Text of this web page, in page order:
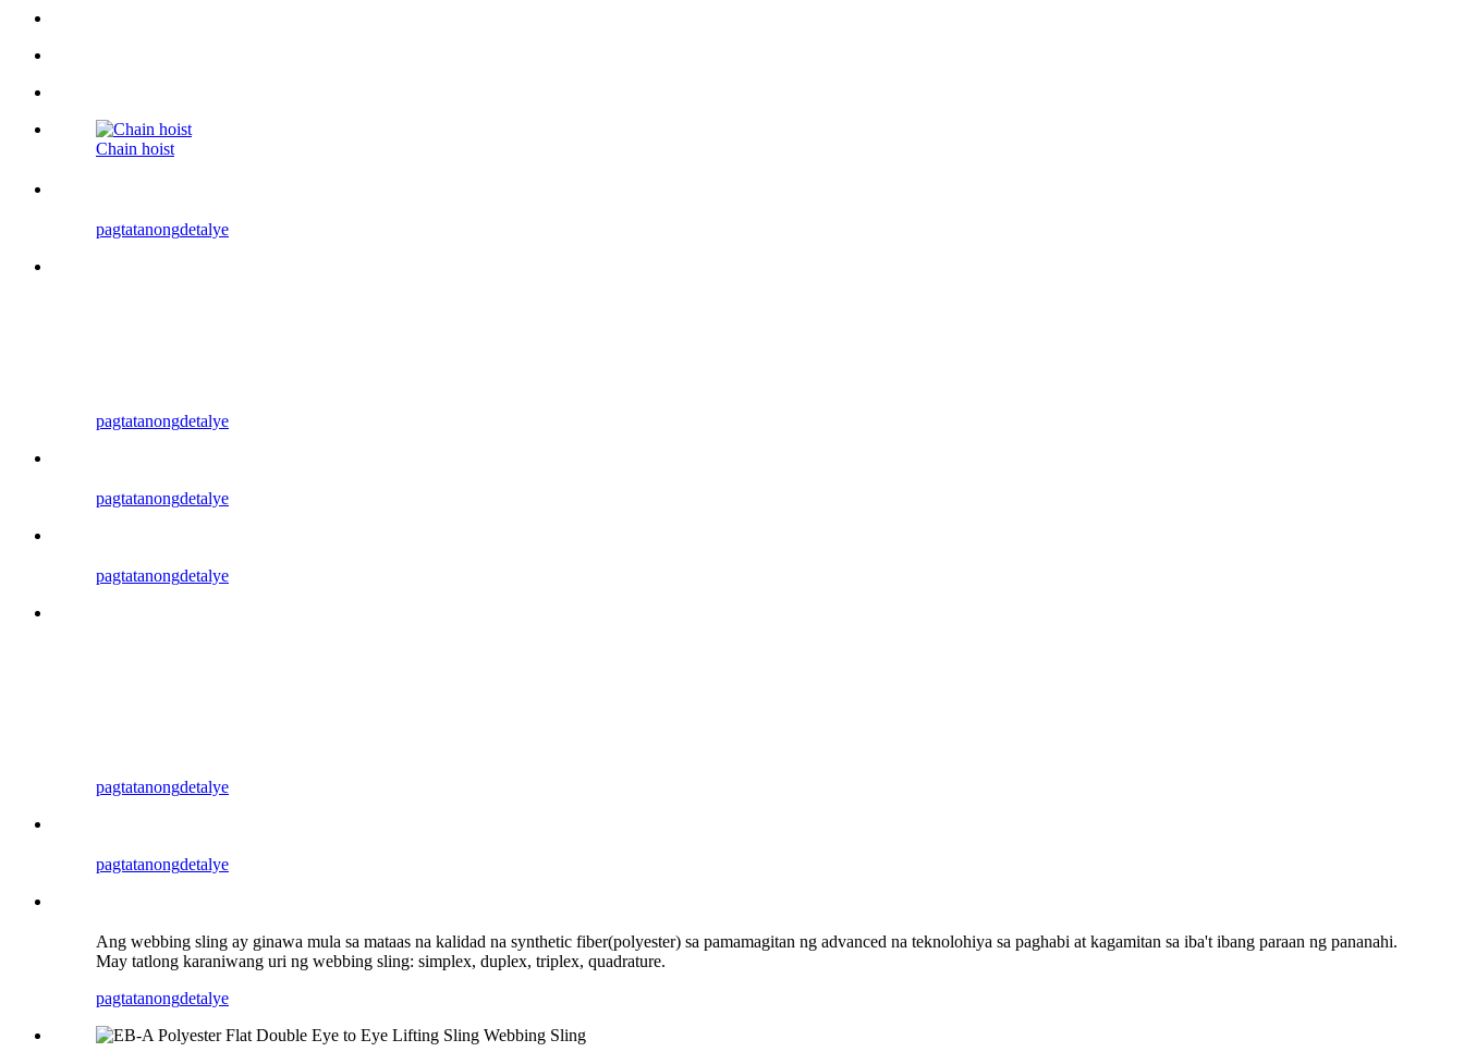
Chain hoist
pagtatanongdetalye
pagtatanongdetalye
pagtatanongdetalye
pagtatanongdetalye
pagtatanongdetalye
pagtatanongdetalye
Ang webbing sling ay ginawa mula sa mataas na kalidad na synthetic fiber(polyester) sa pamamagitan ng advanced na teknolohiya sa paghabi at kagamitan sa iba't ibang paraan ng pananahi.
May tatlong karaniwang uri ng webbing sling: simplex, duplex, triplex, quadrature.
pagtatanongdetalye